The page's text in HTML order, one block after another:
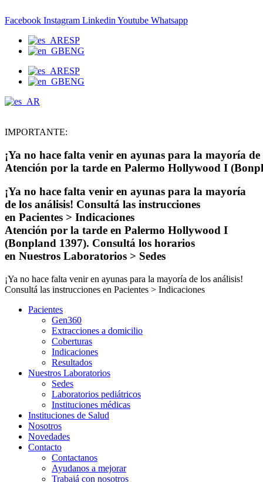
al
Facebook Instagram Linkedin Youtube Whatsapp
ESP
ENG
ESP
ENG
IMPORTANTE:
¡Ya no hace falta venir en ayunas para la mayoría
Atención por la tarde en Palermo Hollywood I
¡Ya no hace falta venir en ayunas para la mayoría
de los análisis! Consultá las instrucciones
en Pacientes > Indicaciones
Atención por la tarde en Palermo Hollywood I
(Bonpland 1397). Consultá los horarios
en Nuestros Laboratorios > Sedes
¡Ya no hace falta venir en ayunas para la mayoría de los análisis!
Consultá las instrucciones en Pacientes > Indicaciones
Pacientes
Gen360
Extracciones a domicilio
Coberturas
Indicaciones
Resultados
Nuestros Laboratorios
Sedes
Laboratorios pediátricos
Instituciones médicas
Instituciones de Salud
Nosotros
Novedades
Contacto
Contactanos
Ayudanos a mejorar
Trabajá con nosotros